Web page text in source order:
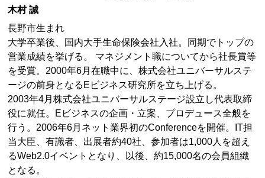
木村 誠
長野市生まれ
大学卒業後、国内大手生命保険会社入社。同期でトップの
営業成績を挙げる。 マネジメント職についてから社長賞等
を受賞。2000年6月在職中に、株式会社ユニバーサルステ
ージの前身となるEビジネス研究所を立ち上げる。
2003年4月株式会社ユニバーサルステージ設立し代表取締
役に就任。Eビジネスの企画・立案、プロデュース全般を
行う。2006年6月ネット業界初のConferenceを開催。IT担
当大臣、有識者、出展者約40社、参加者は1,000人を超え
るWeb2.0イベントとなり、以後、約15,000名の会員組織
となる。